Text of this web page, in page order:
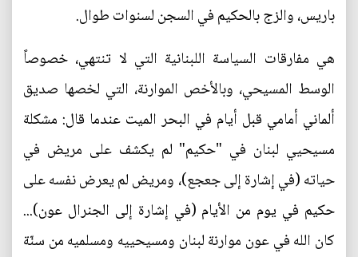
باريس، والزج بالحكيم في السجن لسنوات طوال.
هي مفارقات السياسة اللبنانية التي لا تنتهي، خصوصاً
الوسط المسيحي، وبالأخص الموارنة، التي لخصها صديق
ألماني أمامي قبل أيام في البحر الميت عندما قال: مشكلة
مسيحيي لبنان في "حكيم" لم يكشف على مريض في
حياته (في إشارة إلى جعجع)، ومريض لم يعرض نفسه على
حكيم في يوم من الأيام (في إشارة إلى الجنرال عون)...
كان الله في عون موارنة لبنان ومسيحييه ومسلميه من سنّة